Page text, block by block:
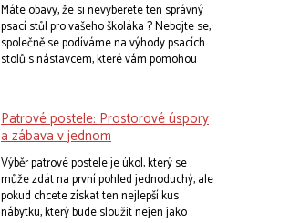
Máte obavy, že si nevyberete ten správný
psací stůl pro vašeho školáka ? Nebojte se,
společně se podíváme na výhody psacích
stolů s nástavcem, které vám pomohou
nejen váš školák, ale i celá rodina.
Patrové postele: Prostorové úspory
a zábava v jednom
Výběr patrové postele je úkol, který se
může zdát na první pohled jednoduchý, ale
pokud chcete získat ten nejlepší kus
nábytku, který bude sloužit nejen jako